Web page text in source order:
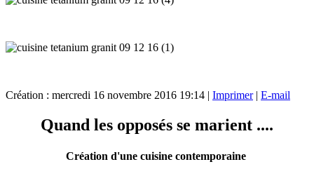
Création : mercredi 16 novembre 2016 19:14 Imprimer| E-mail
Quand les opposés se marient ....
Création d'une cuisine contemporaine